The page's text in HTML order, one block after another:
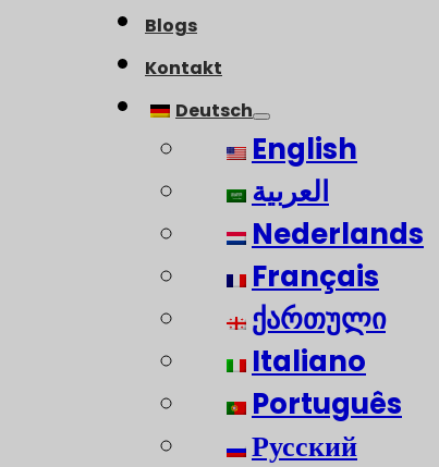
Blogs
Kontakt
Deutsch
English
العربية
Nederlands
Français
ქართული
Italiano
Português
Русский